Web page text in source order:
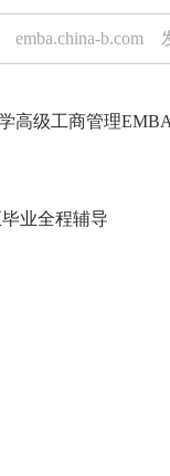
emba.china-b.com
级工商管理EMBA
业全程辅导